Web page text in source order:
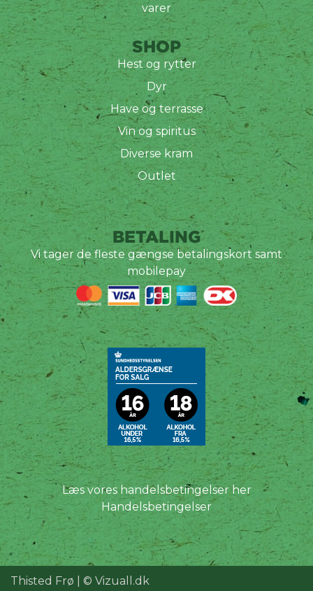
varer
SHOP
Hest og rytter
Dyr
Have og terrasse
Vin og spiritus
Diverse kram
Outlet
BETALING
Vi tager de fleste gængse betalingskort samt
mobilepay
Læs vores handelsbetingelser her
Handelsbetingelser
Thisted Frø | © Vizuall.dk